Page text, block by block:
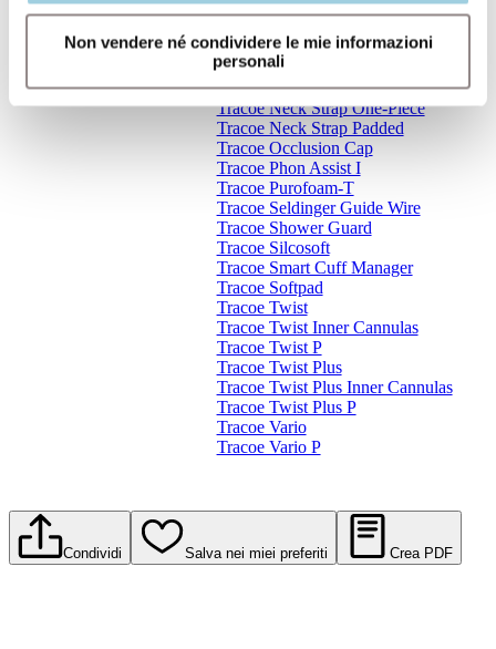
Non vendere né condividere le mie informazioni
personali
Tracoe Experc Set Twist Plus
Tracoe Humid Assist III IV
Tracoe Lubricant Jelly
Tracoe Mini
Tracoe Neck Strap One-Piece
Tracoe Neck Strap Padded
Tracoe Occlusion Cap
Tracoe Phon Assist I
Tracoe Purofoam-T
Tracoe Seldinger Guide Wire
Tracoe Shower Guard
Tracoe Silcosoft
Tracoe Smart Cuff Manager
Tracoe Softpad
Tracoe Twist
Tracoe Twist Inner Cannulas
Tracoe Twist P
Tracoe Twist Plus
Tracoe Twist Plus Inner Cannulas
Tracoe Twist Plus P
Tracoe Vario
Tracoe Vario P
Condividi Salva nei miei preferiti Crea PDF